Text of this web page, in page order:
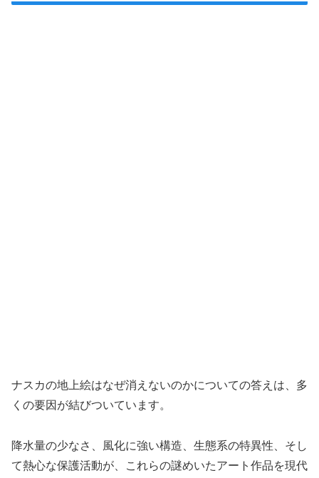
ナスカの地上絵はなぜ消えないのかについての答えは、多
くの要因が結びついています。
降水量の少なさ、風化に強い構造、生態系の特異性、そし
て熱心な保護活動が、これらの謎めいたアート作品を現代